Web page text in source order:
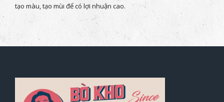
tạo màu, tạo mùi để có lợi nhuận cao.